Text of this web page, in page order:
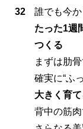
32
誰でも今
たった1週
つくる
まずは肋
確実に“ふ
大きく育
背中の筋肉